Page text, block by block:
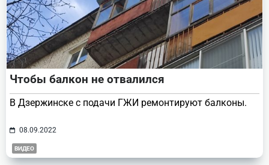
Чтобы балкон не отвалился
В Дзержинске с подачи ГЖИ ремонтируют балконы.
08.09.2022
ВИДЕО